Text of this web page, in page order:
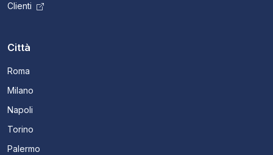
Clienti
Città
Roma
Milano
Napoli
Torino
Palermo